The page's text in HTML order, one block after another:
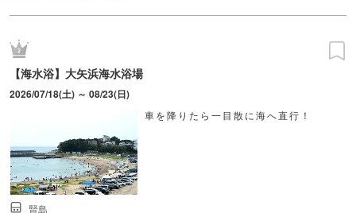
【海水浴】大矢浜海水浴場
2026/07/18(土) ～ 08/23(日)
車を降りたら一目散に海へ直行！
賢島